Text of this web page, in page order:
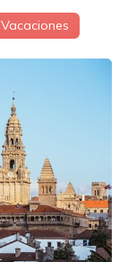
Vacaciones